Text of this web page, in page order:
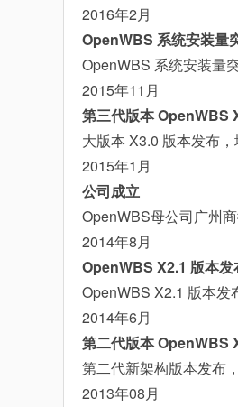
2016年2月
OpenWBS 系统安装量
OpenWBS 系统安装量
2015年11月
第三代版本 OpenWBS
大版本 X3.0 版本发布
2015年1月
公司成立
OpenWBS母公司广州
2014年8月
OpenWBS X2.1 版本发
OpenWBS X2.1 版本发
2014年6月
第二代版本 OpenWBS
第二代新架构版本发布
2013年08月